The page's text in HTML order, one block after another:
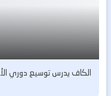
الكاف يدرس توسيع دوري